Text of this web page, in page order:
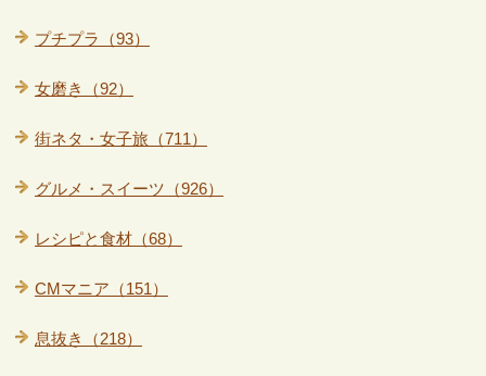
プチプラ（93）
女磨き（92）
街ネタ・女子旅（711）
グルメ・スイーツ（926）
レシピと食材（68）
CMマニア（151）
息抜き（218）